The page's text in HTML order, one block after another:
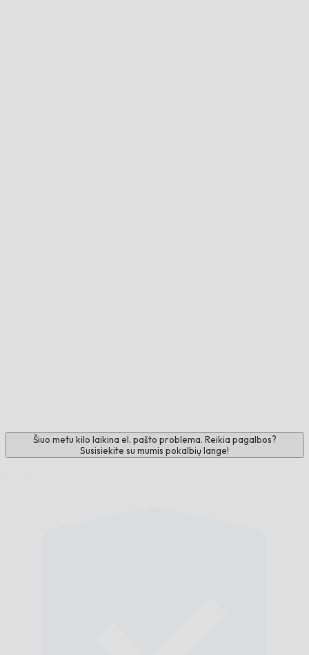
Šiuo metu kilo laikina el. pašto problema. Reikia pagalbos?
Susisiekite su mumis pokalbių lange!